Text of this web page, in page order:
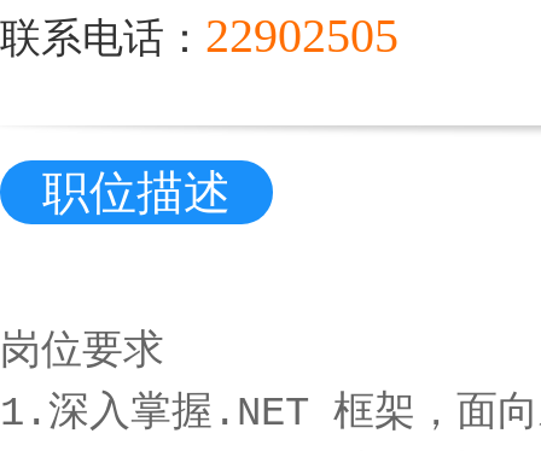
联系电话： 22902505
职位描述
岗位要求
1.深入掌握.NET 框架，面